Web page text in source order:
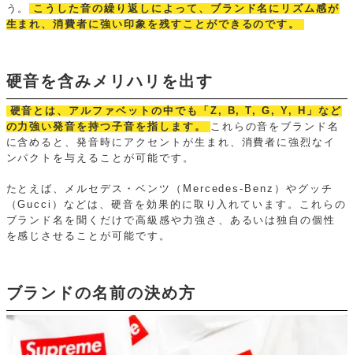
う。
こうした音の繰り返しによって、ブランド名にリズム感が
生まれ、消費者に強い印象を残すことができるのです。
硬音を含みメリハリを出す
硬音とは、アルファベットの中でも「Z, B, T, G, Y, H」など
の力強い発音を持つ子音を指します。
これらの音をブランド名
に含めると、発音時にアクセントが生まれ、消費者に強烈なイ
ンパクトを与えることが可能です。
たとえば、メルセデス・ベンツ（Mercedes-Benz）やグッチ
（Gucci）などは、硬音を効果的に取り入れています。これらの
ブランド名を聞くだけで高級感や力強さ、あるいは独自の個性
を感じさせることが可能です。
ブランドの名前の決め方